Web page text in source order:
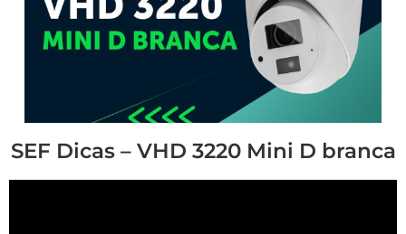
SEF Dicas – VHD 3220 Mini D branca